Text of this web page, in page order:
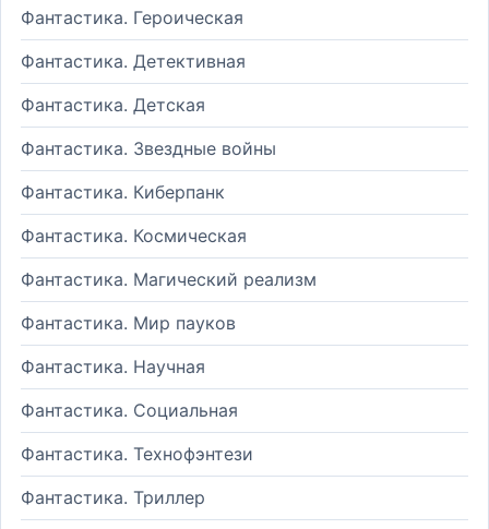
Фантастика. Героическая
Фантастика. Детективная
Фантастика. Детская
Фантастика. Звездные войны
Фантастика. Киберпанк
Фантастика. Космическая
Фантастика. Магический реализм
Фантастика. Мир пауков
Фантастика. Научная
Фантастика. Социальная
Фантастика. Технофэнтези
Фантастика. Триллер